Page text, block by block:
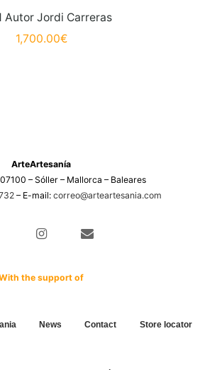
Autor Jordi Carreras
1,700.00€
ArteArtesanía
– Sóller – Mallorca – Baleares
– E-mail: correo@arteartesania.com
the support of
News Contact Store locator